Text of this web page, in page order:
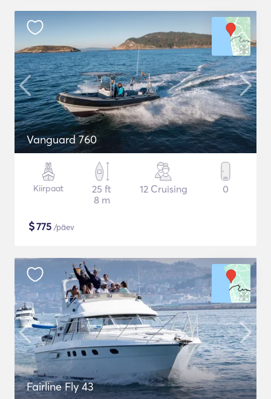
Vanguard 760
Kiirpaat
25 ft
8 m
12 Cruising 0
$775 /päev
Fairline Fly 43